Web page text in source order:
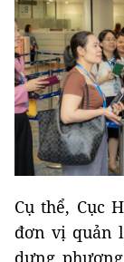
Cụ thể, Cục
đơn vị quản